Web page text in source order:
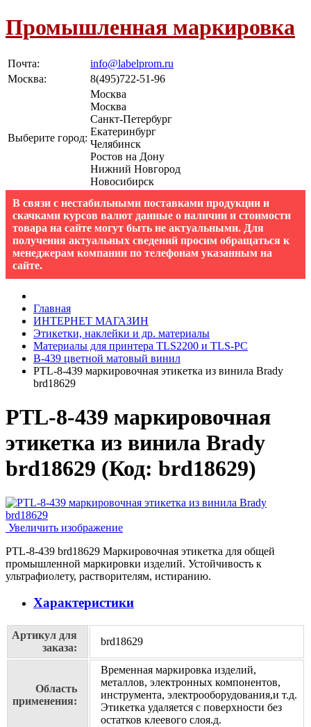
Промышленная маркировка
Почта:
info@labelprom.ru
Москва: 8(495)722-51-96
Выберите город:
Москва
Москва
Санкт-Петербург
Екатеринбург
Челябинск
Ростов на Дону
Нижний Новгород
Новосибирск
В связи с нестабильными поставками продукции и
скачками курсов валют данные о наличии и стоимости
товара на сайте могут быть не актуальными. Для
получения актуальных сведений просим обращаться к
менеджерам компании по телефонам указанным на
сайте.
Главная
ИНТЕРНЕТ МАГАЗИН
Этикетки, наклейки и др. материалы
Материалы для принтера TLS2200 и TLS-PC
B-439 цветной матовый винил
PTL-8-439 маркировочная этикетка из винила Brady
brd18629
PTL-8-439 маркировочная
этикетка из винила Brady
brd18629 (Код: brd18629)
Увеличить изображение
PTL-8-439 brd18629 Маркировочная этикетка для общей
промышленной маркировки изделий. Устойчивость к
ультрафиолету, растворителям, истиранию.
Характеристики
Артикул для
заказа:
brd18629
Область
применения:
Временная маркировка изделий,
металлов, электронных компонентов,
инструмента, электрооборудования,и т.д.
Этикетка удаляется с поверхности без
остатков клеевого слоя.д.